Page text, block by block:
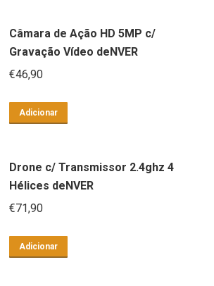
Câmara de Ação HD 5MP c/
Gravação Vídeo deNVER
€46,90
Adicionar
Drone c/ Transmissor 2.4ghz 4
Hélices deNVER
€71,90
Adicionar